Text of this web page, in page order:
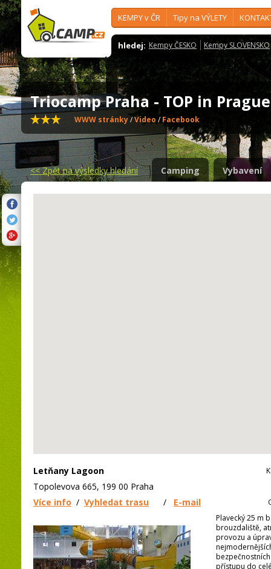
KEMPY v ČR Tipy na VÝLETY
hledej: Kempy ČESKO Kempy SLOVENSKO
Triocamp Praha - TOP in
WWW stránky/Video /Facebook
<<Zpět na výsledky hledání Camping Vybavení
Letňany Lagoon
Topolevova 665, 199 00 Praha
Více info / Vyhledat trasu / E-mail
Plavecký 25 m
brouzdaliště,
provozu a
přístupu do